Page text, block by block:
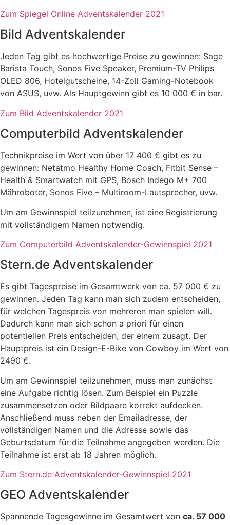
Zum Spiegel Online Adventskalender 2021
Bild Adventskalender
Jeden Tag gibt es hochwertige Preise zu gewinnen: Sage
Barista Touch, Sonos Five Speaker, Premium-TV Philips
OLED 806, Hotelgutscheine, 14-Zoll Gaming-Notebook
von ASUS, uvw. Als Hauptgewinn gibt es 10 000 € in bar.
Zum Bild Adventskalender 2021
Computerbild Adventskalender
Technikpreise im Wert von über 17 400 € gibt es zu
gewinnen: Netatmo Healthy Home Coach, Fitbit Sense –
Health & Smartwatch mit GPS, Bosch Indego M+ 700
Mähroboter, Sonos Five – Multiroom-Lautsprecher, uvw.
Um am Gewinnspiel teilzunehmen, ist eine Registrierung
mit vollständigem Namen notwendig.
Zum Computerbild Adventskalender-Gewinnspiel 2021
Stern.de Adventskalender
Es gibt Tagespreise im Gesamtwerk von ca. 57 000 € zu
gewinnen. Jeden Tag kann man sich zudem entscheiden,
für welchen Tagespreis von mehreren man spielen will.
Dadurch kann man sich schon a priori für einen
potentiellen Preis entscheiden, der einem zusagt. Der
Hauptpreis ist ein Design-E-Bike von Cowboy im Wert von
2490 €.
Um am Gewinnspiel teilzunehmen, muss man zunächst
eine Aufgabe richtig lösen. Zum Beispiel ein Puzzle
zusammensetzen oder Bildpaare korrekt aufdecken.
Anschließend muss neben der Emailadresse, der
vollständigen Namen und die Adresse sowie das
Geburtsdatum für die Teilnahme angegeben werden. Die
Teilnahme ist erst ab 18 Jahren möglich.
Zum Stern.de Adventskalender-Gewinnspiel 2021
GEO Adventskalender
Spannende Tagesgewinne im Gesamtwert von ca. 57 000